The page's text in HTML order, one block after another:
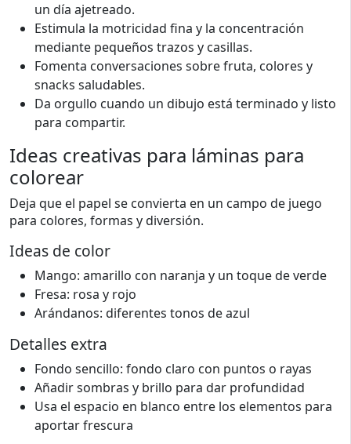
un día ajetreado.
Estimula la motricidad fina y la concentración
mediante pequeños trazos y casillas.
Fomenta conversaciones sobre fruta, colores y
snacks saludables.
Da orgullo cuando un dibujo está terminado y listo
para compartir.
Ideas creativas para láminas para
colorear
Deja que el papel se convierta en un campo de juego
para colores, formas y diversión.
Ideas de color
Mango: amarillo con naranja y un toque de verde
Fresa: rosa y rojo
Arándanos: diferentes tonos de azul
Detalles extra
Fondo sencillo: fondo claro con puntos o rayas
Añadir sombras y brillo para dar profundidad
Usa el espacio en blanco entre los elementos para
aportar frescura